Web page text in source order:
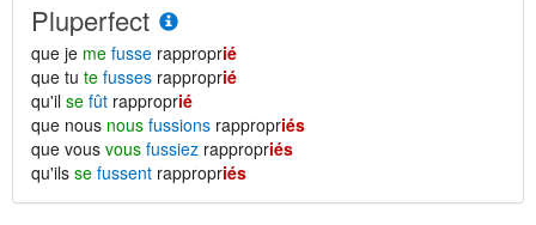
Pluperfect
que je me fusse rapproprié
que tu te fusses rapproprié
qu'il se fût rapproprié
que nous nous fussions rappropriés
que vous vous fussiez rappropriés
qu'ils se fussent rappropriés